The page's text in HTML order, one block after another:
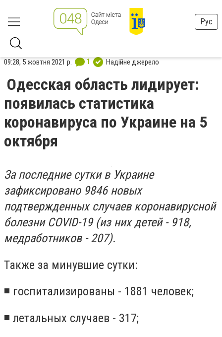
Рус
09:28, 5 жовтня 2021 р. 1 Надійне джерело
Одесская область лидирует:
появилась статистика
коронавируса по Украине на 5
октября
За последние сутки в Украине
зафиксировано 9846 новых
подтвержденных случаев коронавирусной
болезни COVID-19 (из них детей - 918,
медработников - 207).
Также за минувшие сутки:
◾ госпитализированы - 1881 человек;
◾ летальных случаев - 317;